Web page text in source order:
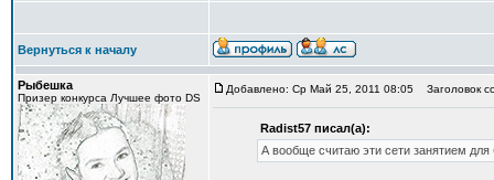
Вернуться к началу
Рыбешка
Призер конкурса Лучшее фото DS
Добавлено: Ср Май 25, 2011 08:05 Заголовок
Radist57 писал(а):
А вообще считаю эти сети занятием для